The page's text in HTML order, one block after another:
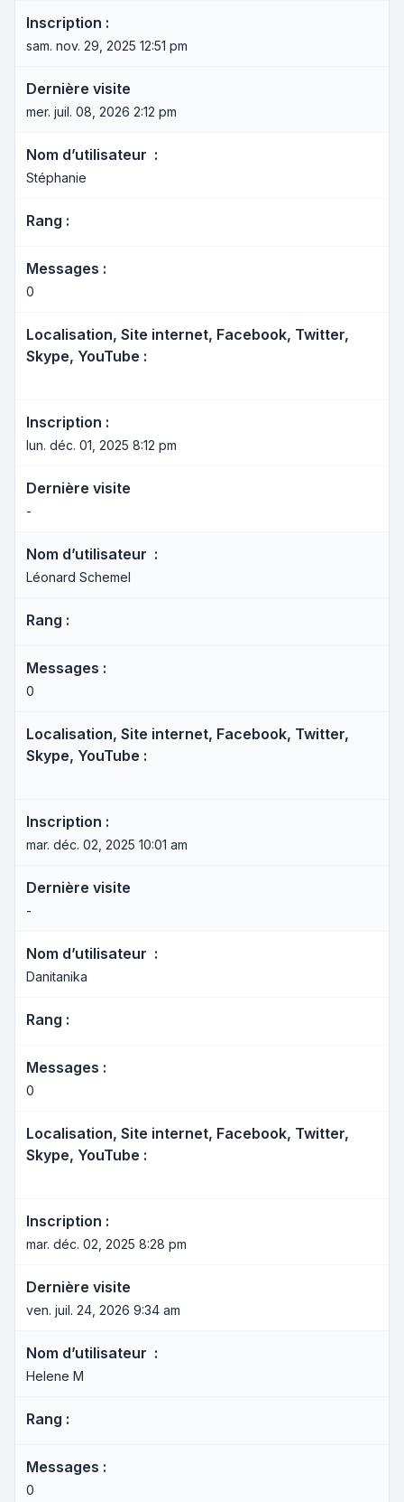
Inscription :
sam. nov. 29, 2025 12:51 pm
Dernière visite
mer. juil. 08, 2026 2:12 pm
Nom d’utilisateur :
Stéphanie
Rang :
Messages :
0
Localisation, Site internet, Facebook, Twitter,
Skype, YouTube :
Inscription :
lun. déc. 01, 2025 8:12 pm
Dernière visite
-
Nom d’utilisateur :
Léonard Schemel
Rang :
Messages :
0
Localisation, Site internet, Facebook, Twitter,
Skype, YouTube :
Inscription :
mar. déc. 02, 2025 10:01 am
Dernière visite
-
Nom d’utilisateur :
Danitanika
Rang :
Messages :
0
Localisation, Site internet, Facebook, Twitter,
Skype, YouTube :
Inscription :
mar. déc. 02, 2025 8:28 pm
Dernière visite
ven. juil. 24, 2026 9:34 am
Nom d’utilisateur :
Helene M
Rang :
Messages :
0